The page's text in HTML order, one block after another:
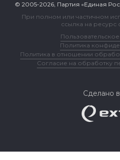
© 2005-2026, Партия «Единая
При полном или частичном
ссылка на ресурс
Политика
Политика в отношении
Согласие на обработку
Сделано